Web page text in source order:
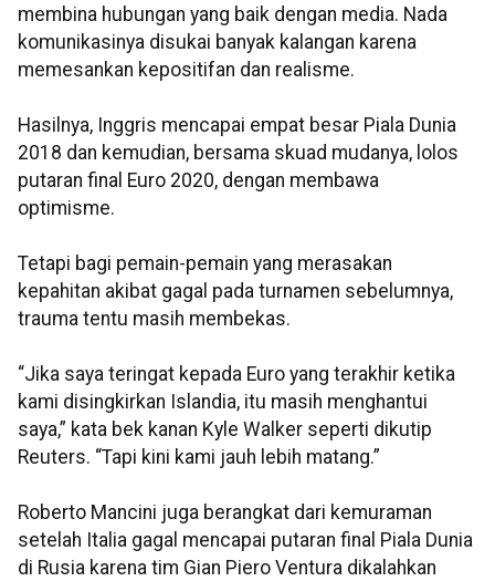
membina hubungan yang baik dengan media. Nada
komunikasinya disukai banyak kalangan karena
memesankan kepositifan dan realisme.
Hasilnya, Inggris mencapai empat besar Piala Dunia
2018 dan kemudian, bersama skuad mudanya, lolos
putaran final Euro 2020, dengan membawa
optimisme.
Tetapi bagi pemain-pemain yang merasakan
kepahitan akibat gagal pada turnamen sebelumnya,
trauma tentu masih membekas.
“Jika saya teringat kepada Euro yang terakhir ketika
kami disingkirkan Islandia, itu masih menghantui
saya,” kata bek kanan Kyle Walker seperti dikutip
Reuters. “Tapi kini kami jauh lebih matang.”
Roberto Mancini juga berangkat dari kemuraman
setelah Italia gagal mencapai putaran final Piala Dunia
di Rusia karena tim Gian Piero Ventura dikalahkan